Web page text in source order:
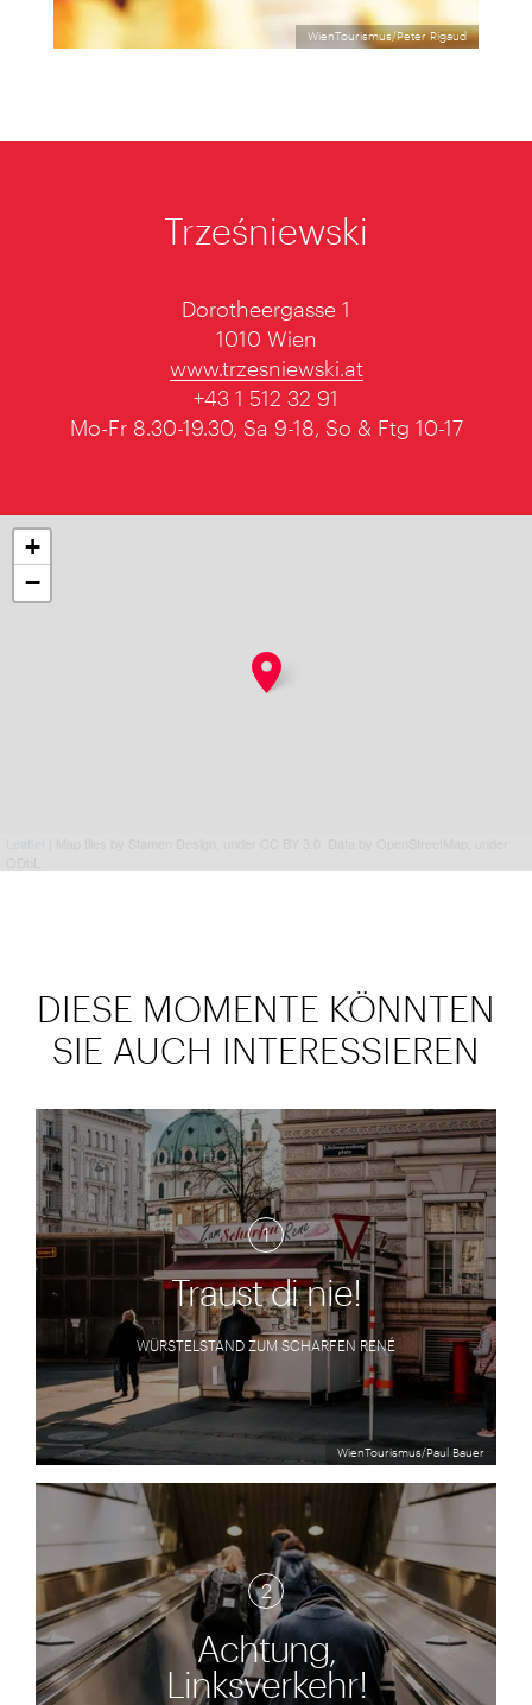
WienTourismus/Peter Rigaud
Trześniewski
Dorotheergasse 1
1010 Wien
www.trzesniewski.at
+43 1 512 32 91
Mo-Fr 8.30-19.30, Sa 9-18, So & Ftg 10-17
+
−
Leaflet
DIESE MOMENTE KÖNNTEN
SIE AUCH INTERESSIEREN
WienTourismus/Paul Bauer
1
Traust di nie!
WÜRSTELSTAND ZUM SCHARFEN RENÉ
2
Achtung,
Linksverkehr!